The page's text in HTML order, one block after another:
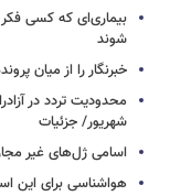
بیماری‌ای که کسی فکر
شوند
خبرنگار را از میان
شهریور/ جزئیات
اسامی ژل‌های غیر
هواشناسی برای این